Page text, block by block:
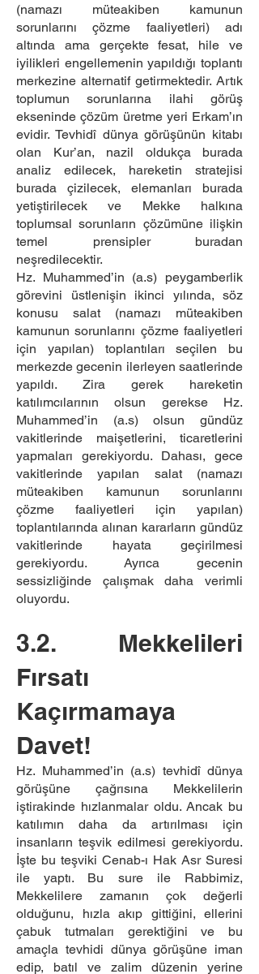
(namazı müteakiben kamunun
sorunlarını çözme faaliyetleri) adı
altında ama gerçekte fesat, hile ve
iyilikleri engellemenin yapıldığı toplantı
merkezine alternatif getirmektedir. Artık
toplumun sorunlarına ilahi görüş
ekseninde çözüm üretme yeri Erkam’ın
evidir. Tevhidî dünya görüşünün kitabı
olan Kur’an, nazil oldukça burada
analiz edilecek, hareketin stratejisi
burada çizilecek, elemanları burada
yetiştirilecek ve Mekke halkına
toplumsal sorunların çözümüne ilişkin
temel prensipler buradan
neşredilecektir.
Hz. Muhammed’in (a.s) peygamberlik
görevini üstlenişin ikinci yılında, söz
konusu salat (namazı müteakiben
kamunun sorunlarını çözme faaliyetleri
için yapılan) toplantıları seçilen bu
merkezde gecenin ilerleyen saatlerinde
yapıldı. Zira gerek hareketin
katılımcılarının olsun gerekse Hz.
Muhammed’in (a.s) olsun gündüz
vakitlerinde maişetlerini, ticaretlerini
yapmaları gerekiyordu. Dahası, gece
vakitlerinde yapılan salat (namazı
müteakiben kamunun sorunlarını
çözme faaliyetleri için yapılan)
toplantılarında alınan kararların gündüz
vakitlerinde hayata geçirilmesi
gerekiyordu. Ayrıca gecenin
sessizliğinde çalışmak daha verimli
oluyordu.
3.2. Mekkelileri
Fırsatı
Kaçırmamaya
Davet!
Hz. Muhammed’in (a.s) tevhidî dünya
görüşüne çağrısına Mekkelilerin
iştirakinde hızlanmalar oldu. Ancak bu
katılımın daha da artırılması için
insanların teşvik edilmesi gerekiyordu.
İşte bu teşviki Cenab-ı Hak Asr Suresi
ile yaptı. Bu sure ile Rabbimiz,
Mekkelilere zamanın çok değerli
olduğunu, hızla akıp gittiğini, ellerini
çabuk tutmaları gerektiğini ve bu
amaçla tevhidi dünya görüşüne iman
edip, batıl ve zalim düzenin yerine